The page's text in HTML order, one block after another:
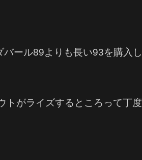
ール89よりも長い93を購入し
トがライズするところって丁度